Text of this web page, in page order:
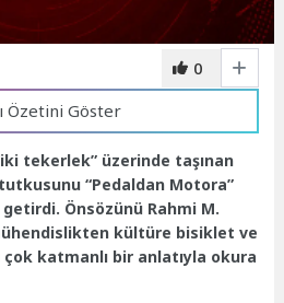
0
Özetini Göster
tekerlek” üzerinde taşınan
“Pedaldan Motora”
Önsözünü Rahmi M.
kültüre bisiklet ve
katmanlı bir anlatıyla okura